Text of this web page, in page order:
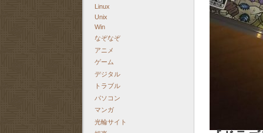
Linux
Unix
Win
なぞなぞ
アニメ
ゲーム
デジタル
トラブル
パソコン
マンガ
光輪サイト